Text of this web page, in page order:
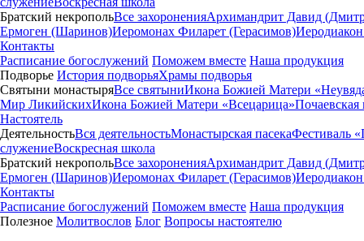
Братский некропольВсе захороненияАрхимандрит Давид
Ермоген (Шаринов)Иеромонах Филарет (Герасимов)
Контакты
Расписание богослужений Поможем вместе Наша продукция
Подворье История подворьяХрамы подворья
Святыни монастыряВсе святыниИкона Божией Матери
Мир ЛикийскихИкона Божией Матери «Всецарица»
Настоятель
ДеятельностьВся деятельностьМонастырская пасекаФестиваль
служениеВоскресная школа
Братский некропольВсе захороненияАрхимандрит Давид
Ермоген (Шаринов)Иеромонах Филарет (Герасимов)
Контакты
Расписание богослужений Поможем вместе Наша продукция
Полезное Молитвослов Блог Вопросы настоятелю